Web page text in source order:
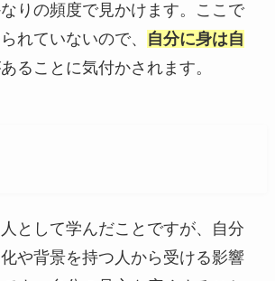
りの頻度で見かけます。ここで
れていないので、
自分に身は自
ることに気付かされます。
として学んだことですが、自分
や背景を持つ人から受ける影響